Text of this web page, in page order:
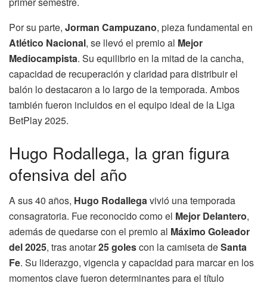
Por su parte, Jorman Campuzano, pieza fundamental en
Atlético Nacional, se llevó el premio al Mejor
Mediocampista. Su equilibrio en la mitad de la cancha,
capacidad de recuperación y claridad para distribuir el
balón lo destacaron a lo largo de la temporada. Ambos
también fueron incluidos en el equipo ideal de la Liga
BetPlay 2025.
Hugo Rodallega, la gran figura
ofensiva del año
A sus 40 años, Hugo Rodallegavivió una temporada
consagratoria. Fue reconocido como el Mejor Delantero,
además de quedarse con el premio al Máximo Goleador
del 2025, tras anotar25 golescon la camiseta deSanta
Fe. Su liderazgo, vigencia y capacidad para marcar en los
momentos clave fueron determinantes para el título